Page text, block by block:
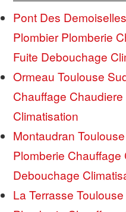
Pont Des
Plombier Plomberie
Fuite Debouchage
Ormeau Toulouse
Chauffage
Climatisation
Montaudran
Plomberie Chauffage
Debouchage
La Terrasse